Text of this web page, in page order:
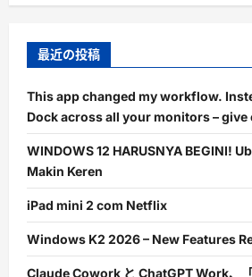
最近の投稿
This app changed my workflow.
Dock across all your monitors – give
WINDOWS 12 HARUSNYA BEGINI!
Makin Keren
iPad mini 2 com Netflix
Windows K2 2026 – New Features
Claude Cowork と ChatGPT Work、